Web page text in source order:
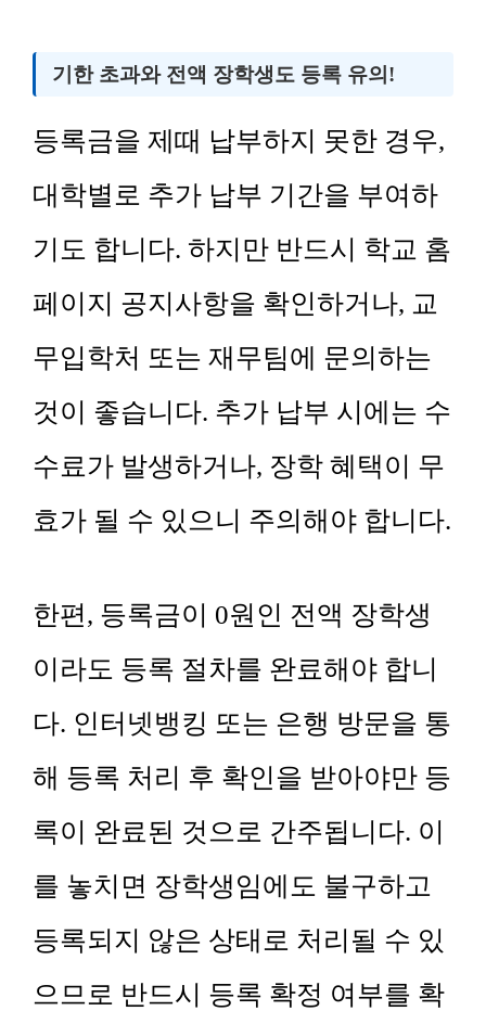
기한 초과와 전액 장학생도 등록 유의!
등록금을 제때 납부하지 못한 경우,
대학별로 추가 납부 기간을 부여하
기도 합니다. 하지만 반드시 학교 홈
페이지 공지사항을 확인하거나, 교
무입학처 또는 재무팀에 문의하는
것이 좋습니다. 추가 납부 시에는 수
수료가 발생하거나, 장학 혜택이 무
효가 될 수 있으니 주의해야 합니다.
한편, 등록금이 0원인 전액 장학생
이라도 등록 절차를 완료해야 합니
다. 인터넷뱅킹 또는 은행 방문을 통
해 등록 처리 후 확인을 받아야만 등
록이 완료된 것으로 간주됩니다. 이
를 놓치면 장학생임에도 불구하고
등록되지 않은 상태로 처리될 수 있
으므로 반드시 등록 확정 여부를 확